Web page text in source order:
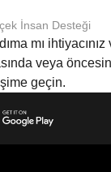
İnsan Desteği
mı
veya
geçin.